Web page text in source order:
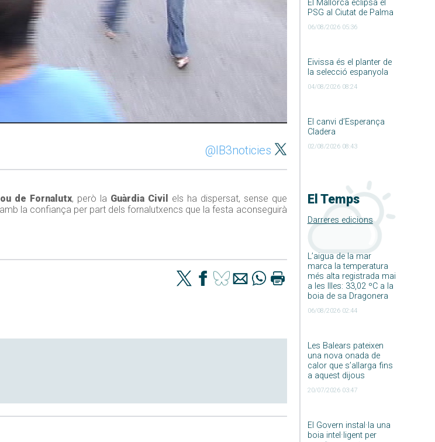
El Mallorca eclipsa el
PSG al Ciutat de Palma
06/08/2026 05:36
Eivissa és el planter de
la selecció espanyola
04/08/2026 08:24
El canvi d’Esperança
Cladera
02/08/2026 08:43
El Temps
Darreres edicions
L’aigua de la mar
marca la temperatura
més alta registrada mai
a les Illes: 33,02 ºC a la
boia de sa Dragonera
06/08/2026 02:44
Les Balears pateixen
una nova onada de
calor que s’allarga fins
a aquest dijous
20/07/2026 03:47
El Govern instal·la una
boia intel·ligent per
@IB3noticies
de Fornalutx, però la Guàrdia Civil
els ha dispersat, sense que
la confiança per part dels fornalutxencs que la festa aconseguirà